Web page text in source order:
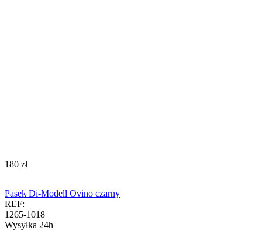
‍180‍ zł
Pasek Di-Modell Ovino czarny
REF:
1265-1018
Wysyłka 24h